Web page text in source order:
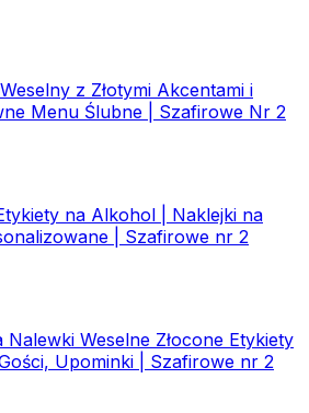
z Złotymi Akcentami i
Menu Ślubne | Szafirowe Nr 2
na Alkohol | Naklejki na
| Szafirowe nr 2
Nalewki Weselne Złocone Etykiety
Upominki | Szafirowe nr 2